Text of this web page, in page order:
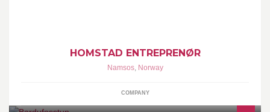
HOMSTAD ENTREPRENØR
Namsos, Norway
COMPANY